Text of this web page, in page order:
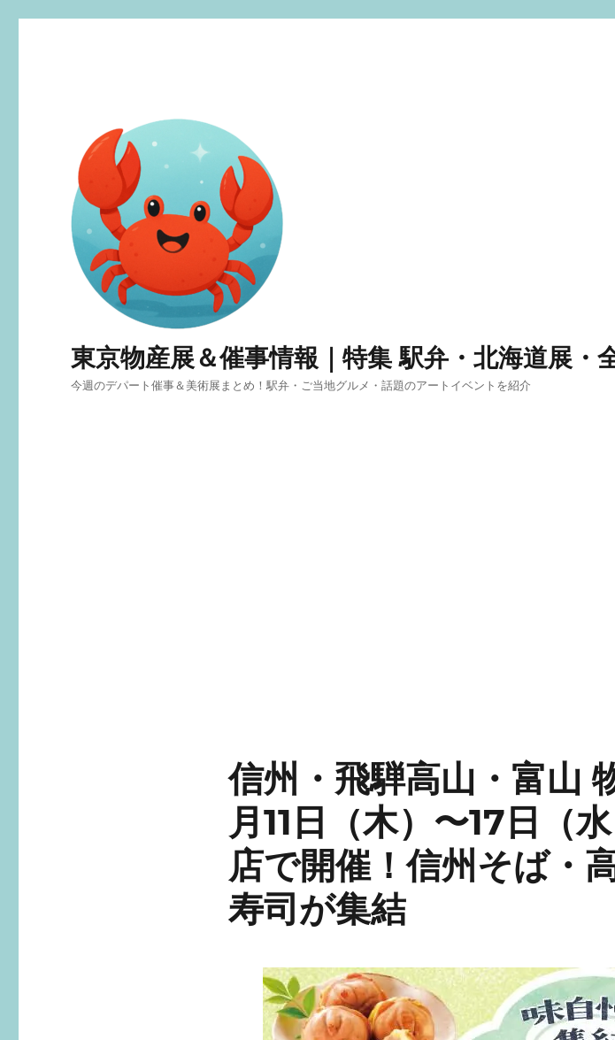
東京物産展＆催事情報｜特集 駅弁・北海道展・
今週のデパート催事＆美術展まとめ！駅弁・ご当地グルメ・話題のアートイベントを紹介
信州・飛騨高山・富山
月11日（木）〜17日（
店で開催！信州そば・
寿司が集結